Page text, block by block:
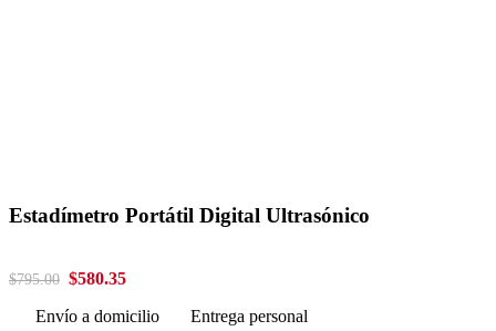
Estadímetro Portátil Digital Ultrasónico
$795.00 $580.35
Envío a domicilio
Entrega personal